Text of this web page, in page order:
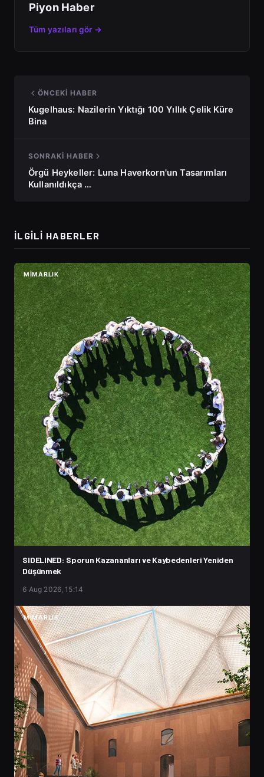
Piyon Haber
Tüm yazıları gör →
ÖNCEKI HABER
Kugelhaus: Nazilerin Yıktığı 100 Yıllık Çelik Küre
Bina
SONRAKI HABER
Örgü Heykeller: Luna Haverkorn'un Tasarımları
Kullanıldıkça …
İLGILI HABERLER
MIMARLIK
SIDELINED: Sporun Kazananları ve Kaybedenleri Yeniden
Düşünmek
6 Aug 2026, 15:14
MIMARLIK